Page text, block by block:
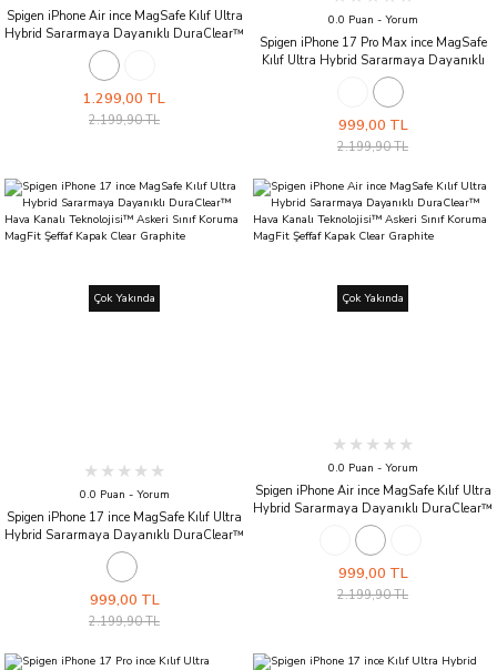
Spigen iPhone Air ince MagSafe Kılıf Ultra
Hybrid Sararmaya Dayanıklı DuraClear™
Hava Kanalı Teknolojisi™ Askeri Sınıf
Koruma MagFit Mat Kapak Frost Black
1.299,00 TL
2.199,90 TL
0.0 Puan - Yorum
Spigen iPhone 17 Pro Max ince MagSafe
Kılıf Ultra Hybrid Sararmaya Dayanıklı
DuraClear™ Hava Kanalı Teknolojisi™
Askeri Sınıf Koruma MagFit Şeffaf Kapak
999,00 TL
2.199,90 TL
Çok Yakında
0.0 Puan - Yorum
Spigen iPhone 17 ince MagSafe Kılıf Ultra
Hybrid Sararmaya Dayanıklı DuraClear™
Hava Kanalı Teknolojisi™ Askeri Sınıf
Koruma MagFit Şeffaf Kapak Clear
999,00 TL
2.199,90 TL
Çok Yakında
0.0 Puan - Yorum
Spigen iPhone Air ince MagSafe Kılıf Ultra
Hybrid Sararmaya Dayanıklı DuraClear™
Hava Kanalı Teknolojisi™ Askeri Sınıf
Koruma MagFit Şeffaf Kapak Clear
999,00 TL
2.199,90 TL